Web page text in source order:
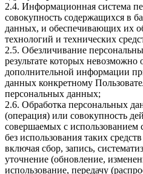
2.4. Информационная система
совокупность содержащихся в
данных, и обеспечивающих их
технологий и технических
2.5. Обезличивание
результате которых невозможно
дополнительной информации
данных конкретному
персональных данных;
2.6. Обработка персональных
(операция) или совокупность
совершаемых с использованием
без использования таких
включая сбор, запись,
уточнение (обновление,
использование, передачу